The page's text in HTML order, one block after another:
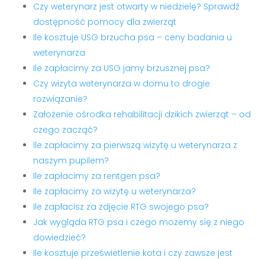
Czy weterynarz jest otwarty w niedzielę? Sprawdź
dostępność pomocy dla zwierząt
Ile kosztuje USG brzucha psa – ceny badania u
weterynarza
Ile zapłacimy za USG jamy brzusznej psa?
Czy wizyta weterynarza w domu to drogie
rozwiązanie?
Założenie ośrodka rehabilitacji dzikich zwierząt – od
czego zacząć?
Ile zapłacimy za pierwszą wizytę u weterynarza z
naszym pupilem?
Ile zapłacimy za rentgen psa?
Ile zapłacimy za wizytę u weterynarza?
Ile zapłacisz za zdjęcie RTG swojego psa?
Jak wygląda RTG psa i czego możemy się z niego
dowiedzieć?
Ile kosztuje prześwietlenie kota i czy zawsze jest